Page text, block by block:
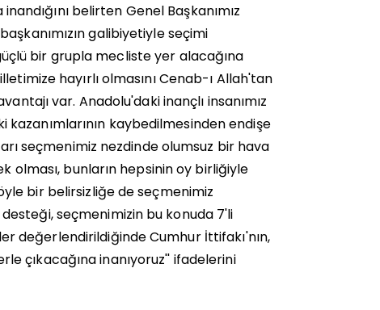
belirten Genel Başkanımız
galibiyetiyle seçimi
bir grupla mecliste yer alacağına
hayırlı olmasını Cenab-ı Allah'tan
var. Anadolu'daki inançlı insanımız
kaybedilmesinden endişe
seçmenimiz nezdinde olumsuz bir hava
bunların hepsinin oy birliğiyle
bir belirsizliğe de seçmenimiz
seçmenimizin bu konuda 7'li
değerlendirildiğinde Cumhur İttifakı'nın,
çıkacağına inanıyoruz'' ifadelerini